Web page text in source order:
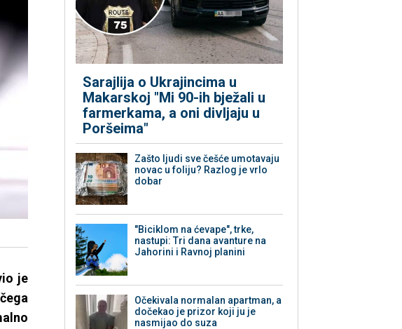
je
Sarajlija o Ukrajincima u
Makarskoj "Mi 90-ih bježali u
farmerkama, a oni divljaju u
Poršeima"
Zašto ljudi sve češće umotavaju
novac u foliju? Razlog je vrlo
dobar
"Biciklom na ćevape", trke,
nastupi: Tri dana avanture na
Jahorini i Ravnoj planini
Očekivala normalan apartman, a
dočekao je prizor koji ju je
nasmijao do suza